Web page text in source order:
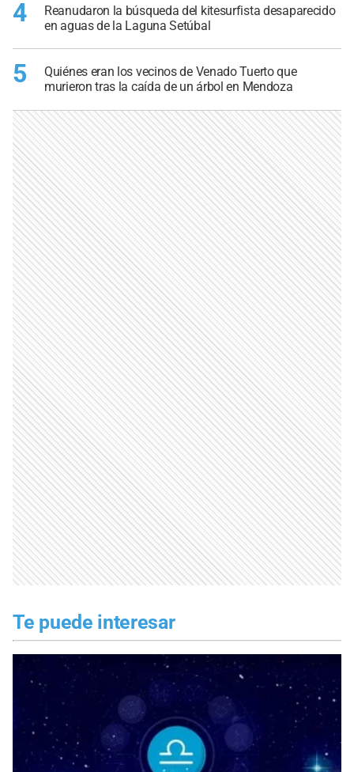
4
Reanudaron la búsqueda del kitesurfista desaparecido
en aguas de la Laguna Setúbal
5
Quiénes eran los vecinos de Venado Tuerto que
murieron tras la caída de un árbol en Mendoza
Te puede interesar